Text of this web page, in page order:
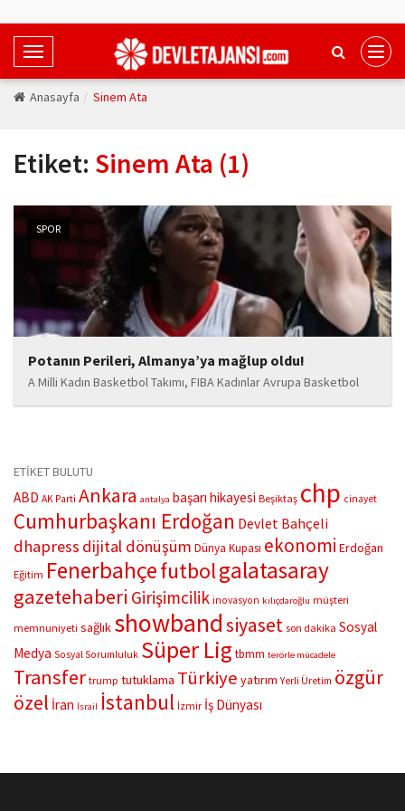
T
o
g
e
a
v
i
o
n
Anasayfa Sinem Ata
Etiket: Sinem Ata (1)
SPOR
Potanın Perileri, Almanya’ya mağlup oldu!
A Milli Kadın Basketbol Takımı, FIBA Kadınlar Avrupa Basketbol
Şampiyonası sıralama karşılaşmasında Almanya'ya 73-93 mağlup
ETİKET BULUTU
ABD AK Parti Ankara antalya başarı hikayesi Beşiktaş chp cinayet
Cumhurbaşkanı Erdoğan Devlet Bahçeli
dhapress dijital dönüşüm Dünya Kupası ekonomi Erdoğan
Eğitim Fenerbahçefutbolgalatasaray
gazetehaberi Girişimcilik inovasyon kılıçdaroğlu müşteri
memnuniyeti sağlık showbandsiyaset son dakika Sosyal
Medya Sosyal Sorumluluk Süper Lig tbmm terörle mücadele
Transfer trump tutuklama Türkiye yatırım Yerli Üretim özgür
özel İran İsrail İstanbul İzmir İş Dünyası